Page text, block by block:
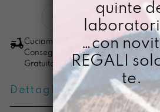
Portacompiti
quantità
LO
Cuciamo ogni ordine nel nostro
Consegna in 4/5 giorni lavorativi,
Gratuita per ordini di importo
Dettagli prodotto
quinte
…con
REGALI
te.